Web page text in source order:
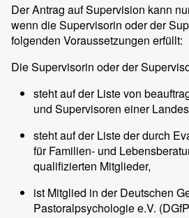
Der Antrag auf Supervision kann
wenn die Supervisorin oder der
folgenden Voraussetzungen erfüllt:
Die Supervisorin oder der
steht auf der Liste von
und Supervisoren einer
steht auf der Liste der durch
für Familien- und
qualifizierten Mitglieder,
ist Mitglied in der Deutschen
Pastoralpsychologie e.V.